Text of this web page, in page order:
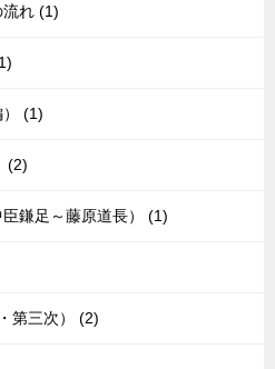
流れ (1)
(1)
(2)
鎌足～藤原道長） (1)
第三次） (2)